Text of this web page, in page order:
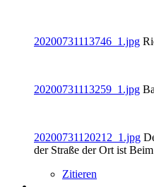
20200731113746_1.jpg
20200731113259_1.jpg
20200731120212_1.jpg
der Straße der Ort ist
Zitieren